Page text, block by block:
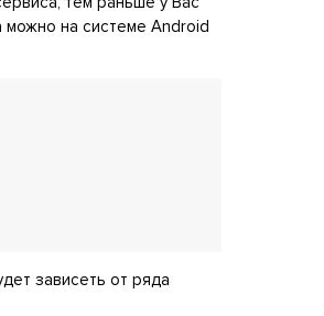
можно на системе Android
зависеть от ряда